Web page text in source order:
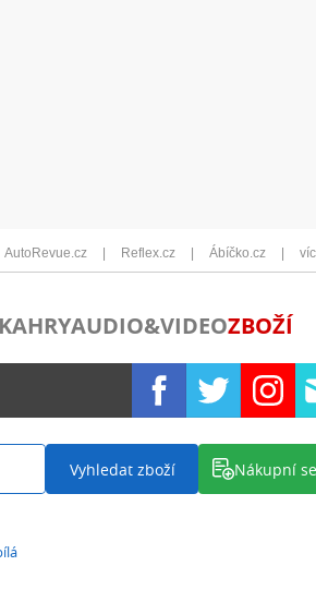
AutoRevue.cz Reflex.cz Ábíčko.cz
HRYAUDIO&VIDEOZBOŽÍ
Vyhledat zboží Nákupní